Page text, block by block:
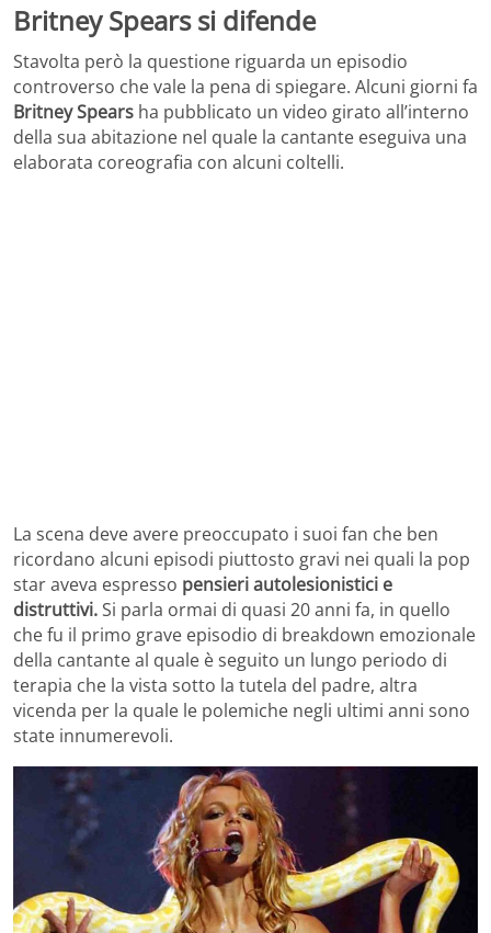
Britney Spears si difende
Stavolta però la questione riguarda un episodio
controverso che vale la pena di spiegare. Alcuni giorni fa
Britney Spears ha pubblicato un video girato all’interno
della sua abitazione nel quale la cantante eseguiva una
elaborata coreografia con alcuni coltelli.
La scena deve avere preoccupato i suoi fan che ben
ricordano alcuni episodi piuttosto gravi nei quali la pop
star aveva espresso pensieri autolesionistici e
distruttivi.Si parla ormai di quasi 20 anni fa, in quello
che fu il primo grave episodio di breakdown emozionale
della cantante al quale è seguito un lungo periodo di
terapia che la vista sotto la tutela del padre, altra
vicenda per la quale le polemiche negli ultimi anni sono
state innumerevoli.